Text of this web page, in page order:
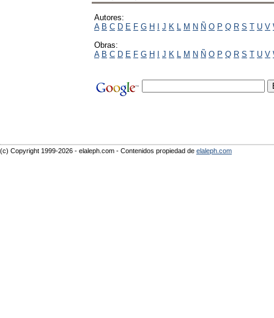
Autores:
A B C D E F G H I J K L M N Ñ O P Q R S T U V
Obras:
A B C D E F G H I J K L M N Ñ O P Q R S T U V
(c) Copyright 1999-2026 - elaleph.com - Contenidos propiedad de elaleph.com